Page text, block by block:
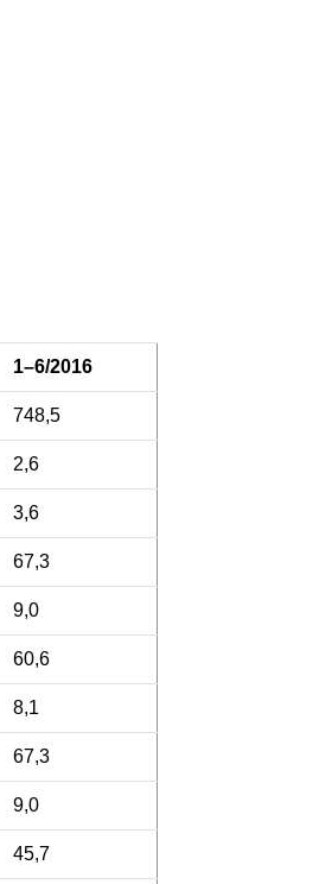
1–6/2016
748,5
2,6
3,6
67,3
9,0
60,6
8,1
67,3
9,0
45,7